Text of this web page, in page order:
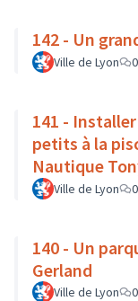
142 - Un
Ville de Lyon 0
141 -
petits à la
Nautique
Ville de Lyon 0
140 - Un
Gerland
Ville de Lyon 0